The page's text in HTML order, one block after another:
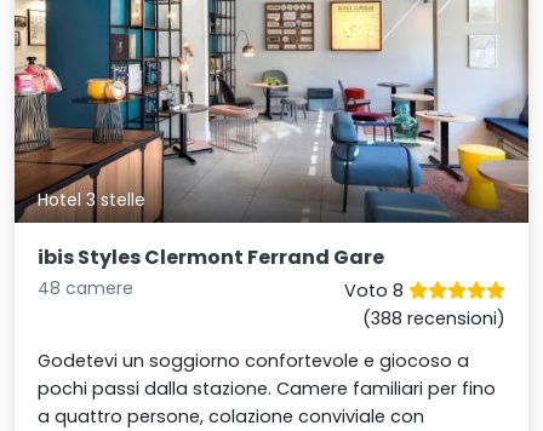
Hotel 3 stelle
ibis Styles Clermont Ferrand Gare
48 camere
Voto 8
(388 recensioni)
Godetevi un soggiorno confortevole e giocoso a
pochi passi dalla stazione. Camere familiari per fino
a quattro persone, colazione conviviale con